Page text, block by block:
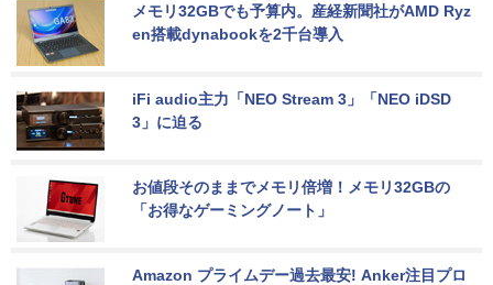
メモリ32GBでも予算内。産経新聞社がAMD Ryz
en搭載dynabookを2千台導入
iFi audio主力「NEO Stream 3」「NEO iDSD
3」に迫る
お値段そのままでメモリ倍増！メモリ32GBの
「お得なゲーミングノート」
Amazon プライムデー過去最安! Anker注目プロ